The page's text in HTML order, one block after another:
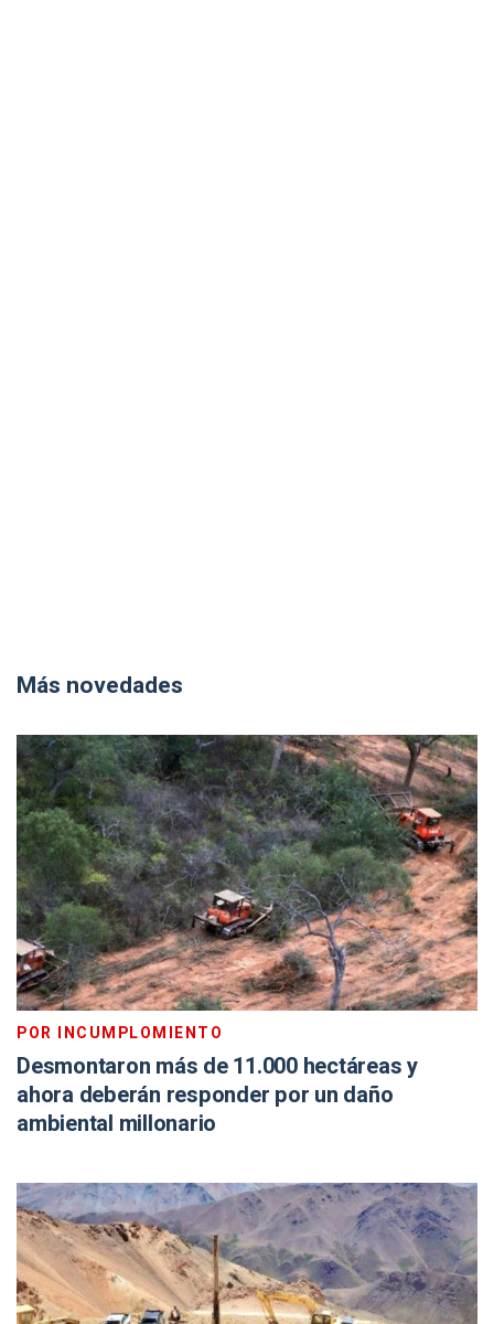
Más novedades
POR INCUMPLOMIENTO
Desmontaron más de 11.000 hectáreas y
ahora deberán responder por un daño
ambiental millonario